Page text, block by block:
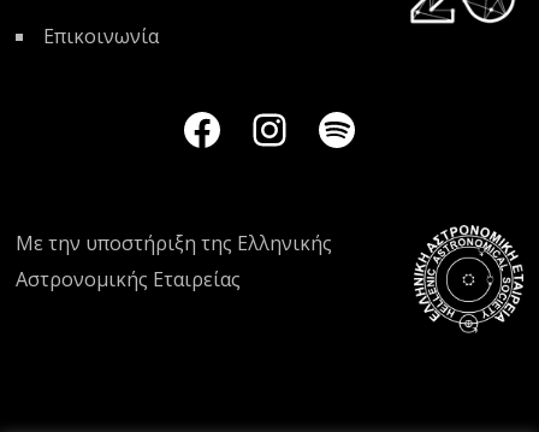
Επικοινωνία
Με την υποστήριξη της Ελληνικής
Αστρονομικής Εταιρείας